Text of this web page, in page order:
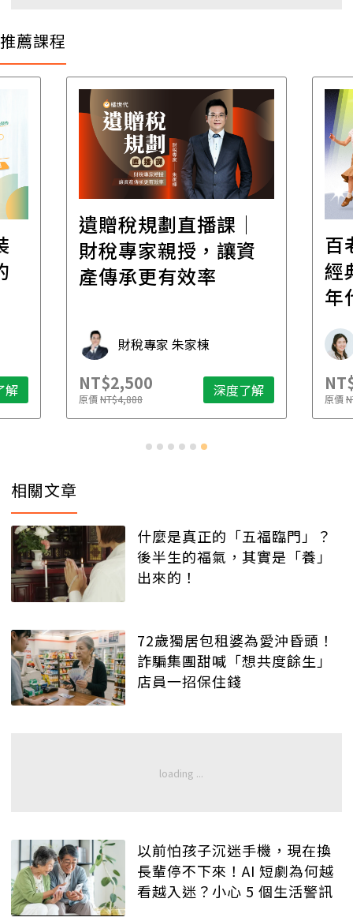
推薦課程
解
遺贈稅規劃直播課│
財稅專家親授，讓資
產傳承更有效率
財稅專家 朱家棟
NT$2,500
原價NT$4,888 深度了解
百
經
年
原價
相關文章
什麼是真正的「五福臨門」？
後半生的福氣，其實是「養」
出來的！
72歲獨居包租婆為愛沖昏頭！
詐騙集團甜喊「想共度餘生」
店員一招保住錢
以前怕孩子沉迷手機，現在換
長輩停不下來！AI 短劇為何越
看越入迷？小心 5 個生活警訊